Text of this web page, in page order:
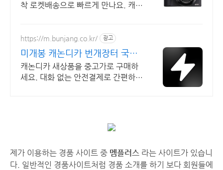
착 로켓배송으로 빠르게 만나요. 캐논
https://m.bunjang.co.kr/ 광고
미개봉 캐논디카 번개장터 국내
최대 브랜드 중고거래
캐논디카 새상품을 중고가로 구매하
세요. 대화 없는 안전결제로 간편하
제가 이용하는 경품 사이트 중 멤플러스 라는 사이트가 있습니
다. 일반적인 경품사이트처럼 경품 소개를 하기 보다 회원들에